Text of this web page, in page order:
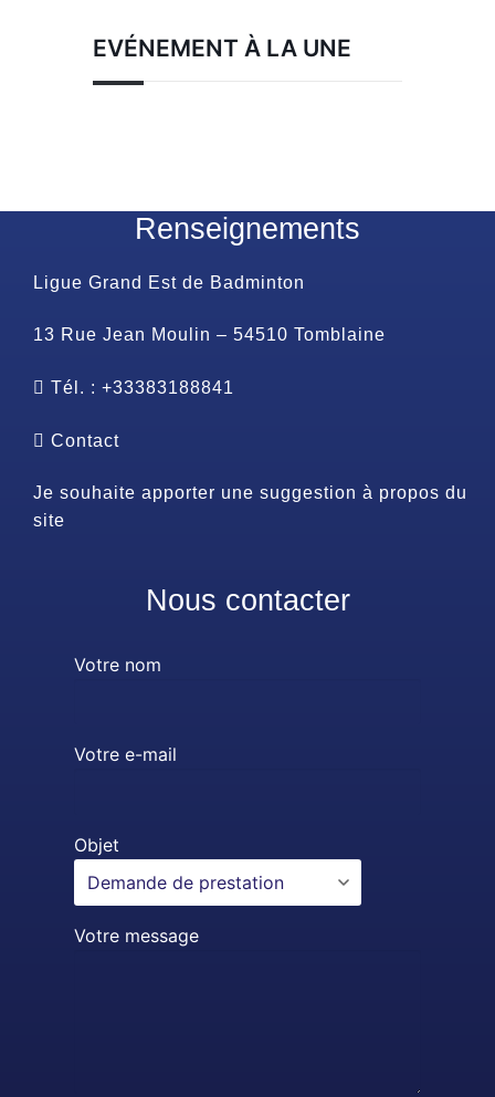
EVÉNEMENT À LA UNE
Renseignements
Ligue Grand Est de Badminton
13 Rue Jean Moulin – 54510 Tomblaine
Tél. : +33383188841
Contact
Je souhaite apporter une suggestion à propos du
site
Nous contacter
Votre nom
Votre e-mail
Objet
Votre message